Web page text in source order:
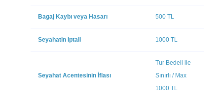
Bagaj Kaybı veya Hasarı 500 TL
Seyahatin iptali 1000 TL
Seyahat Acentesinin İflası
Tur Bedeli ile
Sınırlı / Max
1000 TL